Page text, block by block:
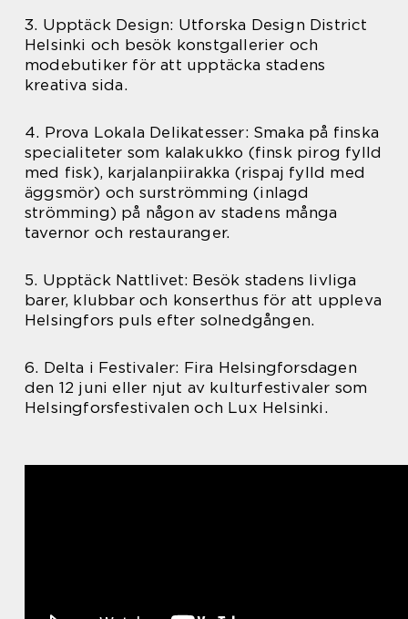
3. Upptäck Design: Utforska Design District
Helsinki och besök konstgallerier och
modebutiker för att upptäcka stadens
kreativa sida.
4. Prova Lokala Delikatesser: Smaka på finska
specialiteter som kalakukko (finsk pirog fylld
med fisk), karjalanpiirakka (rispaj fylld med
äggsmör) och surströmming (inlagd
strömming) på någon av stadens många
tavernor och restauranger.
5. Upptäck Nattlivet: Besök stadens livliga
barer, klubbar och konserthus för att uppleva
Helsingfors puls efter solnedgången.
6. Delta i Festivaler: Fira Helsingforsdagen
den 12 juni eller njut av kulturfestivaler som
Helsingforsfestivalen och Lux Helsinki.